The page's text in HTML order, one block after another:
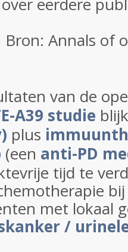
Annals of
van de
A39 studie
plus
(een anti-PD
tijd te
met lokaal
/